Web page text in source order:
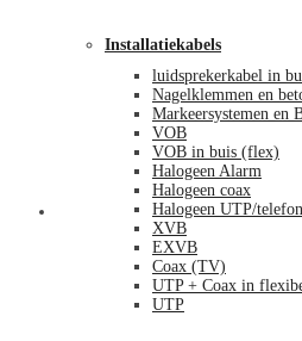
Mijn account
Installatiekabels
luidsprekerkabel in
Nagelklemmen en
Markeersystemen en
VOB
VOB in buis (flex)
Halogeen Alarm
Halogeen coax
Halogeen UTP/
XVB
EXVB
Coax (TV)
UTP + Coax in
UTP